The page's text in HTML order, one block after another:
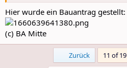
Hier wurde ein Bauantrag gestellt:
(c) BA Mitte
Zurück 11 of 19